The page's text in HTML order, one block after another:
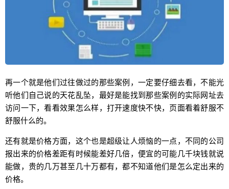
再一个就是他们过往做过的那些案例，一定要仔细去看，不能光
听他们自己说的天花乱坠，最好是能找到那些案例的实际网址去
访问一下，看看效果怎么样，打开速度快不快，页面看着舒服不
舒服什么的。
还有就是价格方面，这个也是超级让人烦恼的一点，不同的公司
报出来的价格差距有时候能差好几倍，便宜的可能几千块钱就说
能做，贵的几万甚至几十万都有，都不知道他们是怎么定出来的
价格。